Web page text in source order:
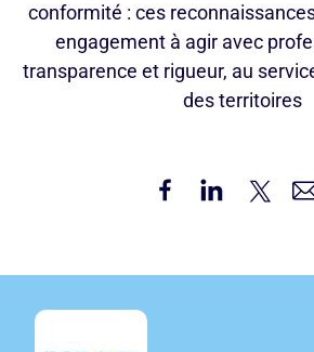
conformité : ces
engagement à agir avec
transparence et rigueur, au
des territoires